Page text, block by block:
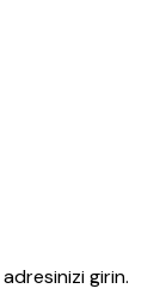
girin.